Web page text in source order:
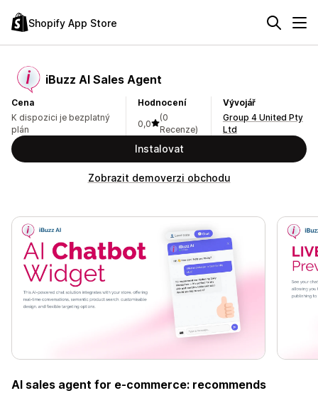
Shopify App Store
iBuzz AI Sales Agent
Cena
K dispozici je bezplatný
plán
Hodnocení
0,0
(0
Recenze)
Vývojář
Group 4 United Pty
Ltd
Instalovat
Zobrazit demoverzi obchodu
AI sales agent for e-commerce: recommends